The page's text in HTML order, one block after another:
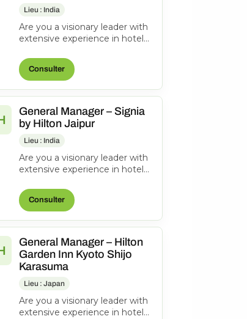
Lieu : India
Are you a visionary leader with
extensive experience in hotel
driving operational success...
Consulter
General Manager – Signia
by Hilton Jaipur
Lieu : India
Are you a visionary leader with
extensive experience in hotel
driving operational success...
Consulter
General Manager – Hilton
Garden Inn Kyoto Shijo
Karasuma
Lieu : Japan
Are you a visionary leader with
extensive experience in hotel